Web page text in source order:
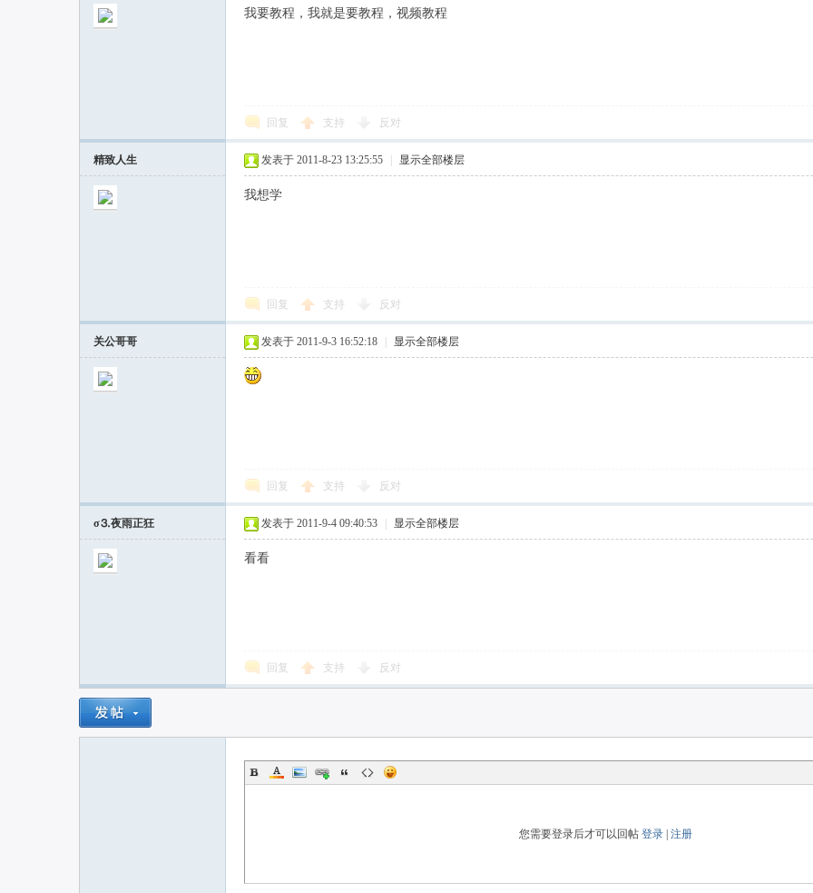
我要教程，我就是要教程，视频教程
回复 支持 反对
精致人生 发表于 2011-8-23 13:25:55 显示全部楼层
我想学
回复 支持 反对
关公哥哥 发表于 2011-9-3 16:52:18 显示全部楼层
回复 支持 反对
σ⒊夜雨正狂 发表于 2011-9-4 09:40:53 显示全部楼层
看看
回复 支持 反对
您需要登录后才可以回帖 登录 注册